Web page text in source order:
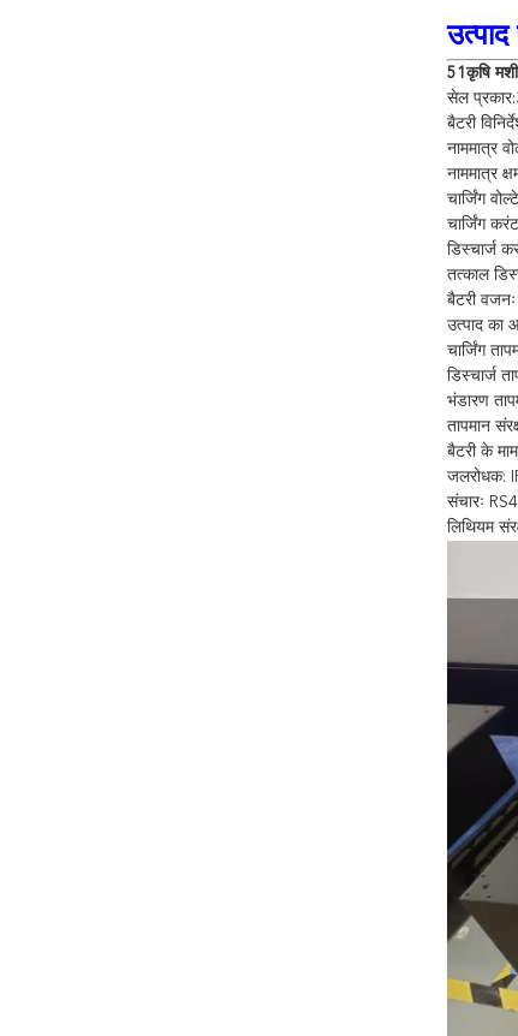
उत्पाद
51कृषि
सेल
बैटरी
नाममात्र
नाममात्र
चार्जिंग
चार्जिंग
डिस्चार्ज
तत्काल
बैटरी
उत्पाद का
चार्जिंग
डिस्चार्ज
भंडारण
तापमान
बैटरी के
जलरोधक:
संचारः
लिथियम